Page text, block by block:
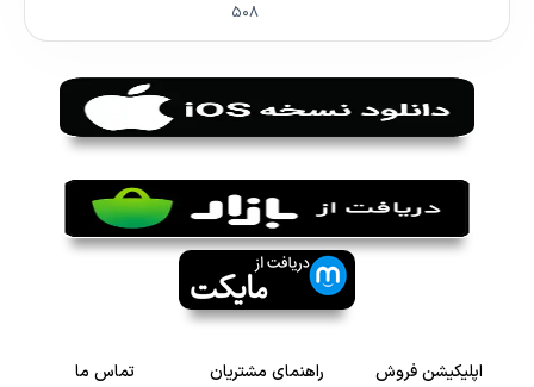
۵۰۸
اپلیکیشن فروش
راهنمای مشتریان تماس ما